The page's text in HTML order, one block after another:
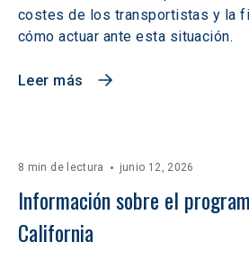
costes de los transportistas y la
cómo actuar ante esta situación.
Leer más
8 min de lectura junio 12, 2026
Información sobre el
California